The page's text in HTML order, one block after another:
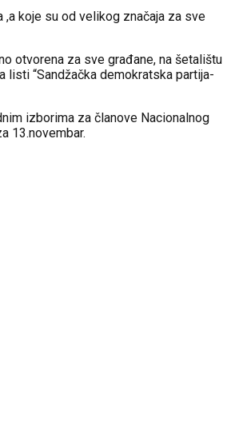
,a koje su od velikog značaja za sve
otvorena za sve građane, na šetalištu
“Sandžačka demokratska partija-
izborima za članove Nacionalnog
13.novembar.